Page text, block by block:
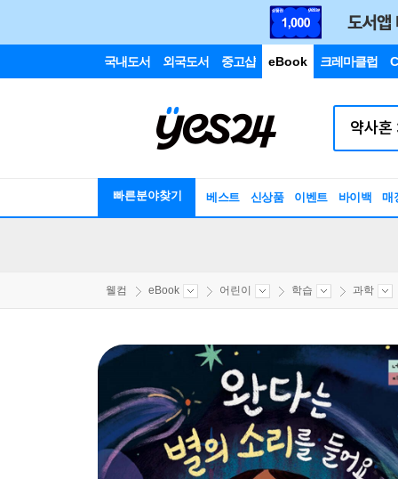
국내도서 외국도서 중고샵 eBook 크레마클럽
빠른분야찾기 베스트 신상품 이벤트 바이백 매
웰컴 eBook 어린이 학습 과학